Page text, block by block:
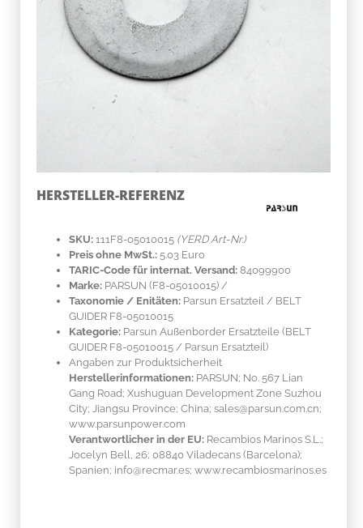
HERSTELLER-REFERENZ
SKU: 111F8-05010015 (YERD Art-Nr.)
Preis ohne MwSt.: 5.03 Euro
TARIC-Code für internat. Versand: 84099900
Marke: PARSUN (F8-05010015) /
Taxonomie / Enitäten: Parsun Ersatzteil / BELT
GUIDER F8-05010015
Kategorie: Parsun Außenborder Ersatzteile (BELT
GUIDER F8-05010015 / Parsun Ersatzteil)
Angaben zur Produktsicherheit
Herstellerinformationen: PARSUN; No. 567 Lian
Gang Road; Xushuguan Development Zone Suzhou
City; Jiangsu Province; China; sales@parsun.com.cn;
www.parsunpower.com
Verantwortlicher in der EU: Recambios Marinos S.L.;
Jocelyn Bell, 26; 08840 Viladecans (Barcelona);
Spanien; info@recmar.es; www.recambiosmarinos.es